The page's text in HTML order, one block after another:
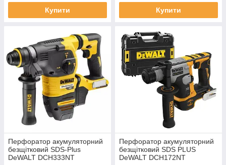
Купити Купити
Перфоратор акумуляторний
безщітковий SDS-Plus
DeWALT DCH333NT
Перфоратор акумуляторний
безщітковий SDS PLUS
DeWALT DCH172NT